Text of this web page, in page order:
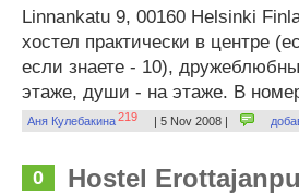
Linnankatu 9, 00160 Helsinki
хостел практически в центре
если знаете - 10),
этаже, души - на этаже. В
Аня Кулебакина219 | 5 Nov 2008 |
0 Hostel